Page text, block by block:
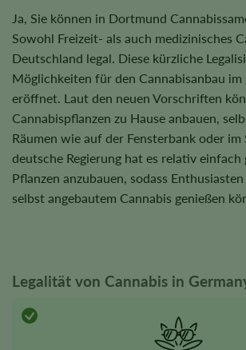
Ja, Sie können in Dortmund
Sowohl Freizeit- als auch medizinisches
Deutschland legal. Diese kürzliche
Möglichkeiten für den Cannabisanbau im
eröffnet. Laut den neuen Vorschriften
Cannabispflanzen zu Hause anbauen,
Räumen wie auf der Fensterbank oder im
deutsche Regierung hat es relativ einfach
Pflanzen anzubauen, sodass
selbst angebautem Cannabis genießen
Legalität von Cannabis in